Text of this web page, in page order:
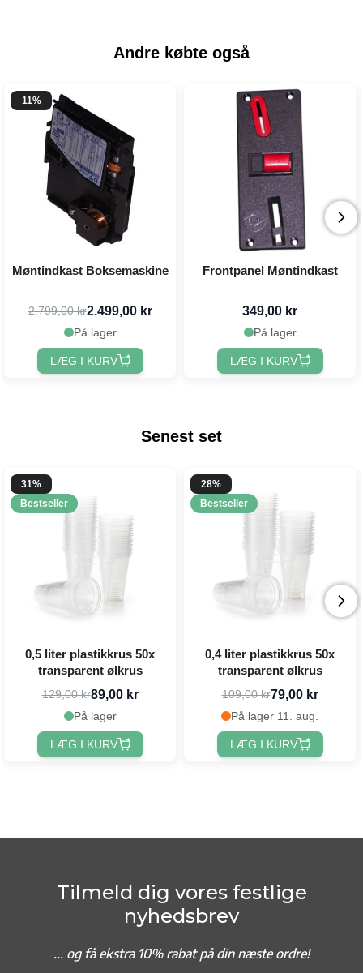
Andre købte også
11%
Møntindkast Boksemaskine
2.799,00 kr2.499,00 kr
På lager
LÆG I KURV
Frontpanel Møntindkast
349,00 kr
På lager
LÆG I KURV
Senest set
31%
Bestseller
0,5 liter plastikkrus 50x
transparent ølkrus
129,00 kr89,00 kr
På lager
LÆG I KURV
28%
Bestseller
0,4 liter plastikkrus 50x
transparent ølkrus
109,00 kr79,00 kr
På lager 11. aug.
LÆG I KURV
Tilmeld dig vores festlige
nyhedsbrev
... og få ekstra 10% rabat på din næste ordre!